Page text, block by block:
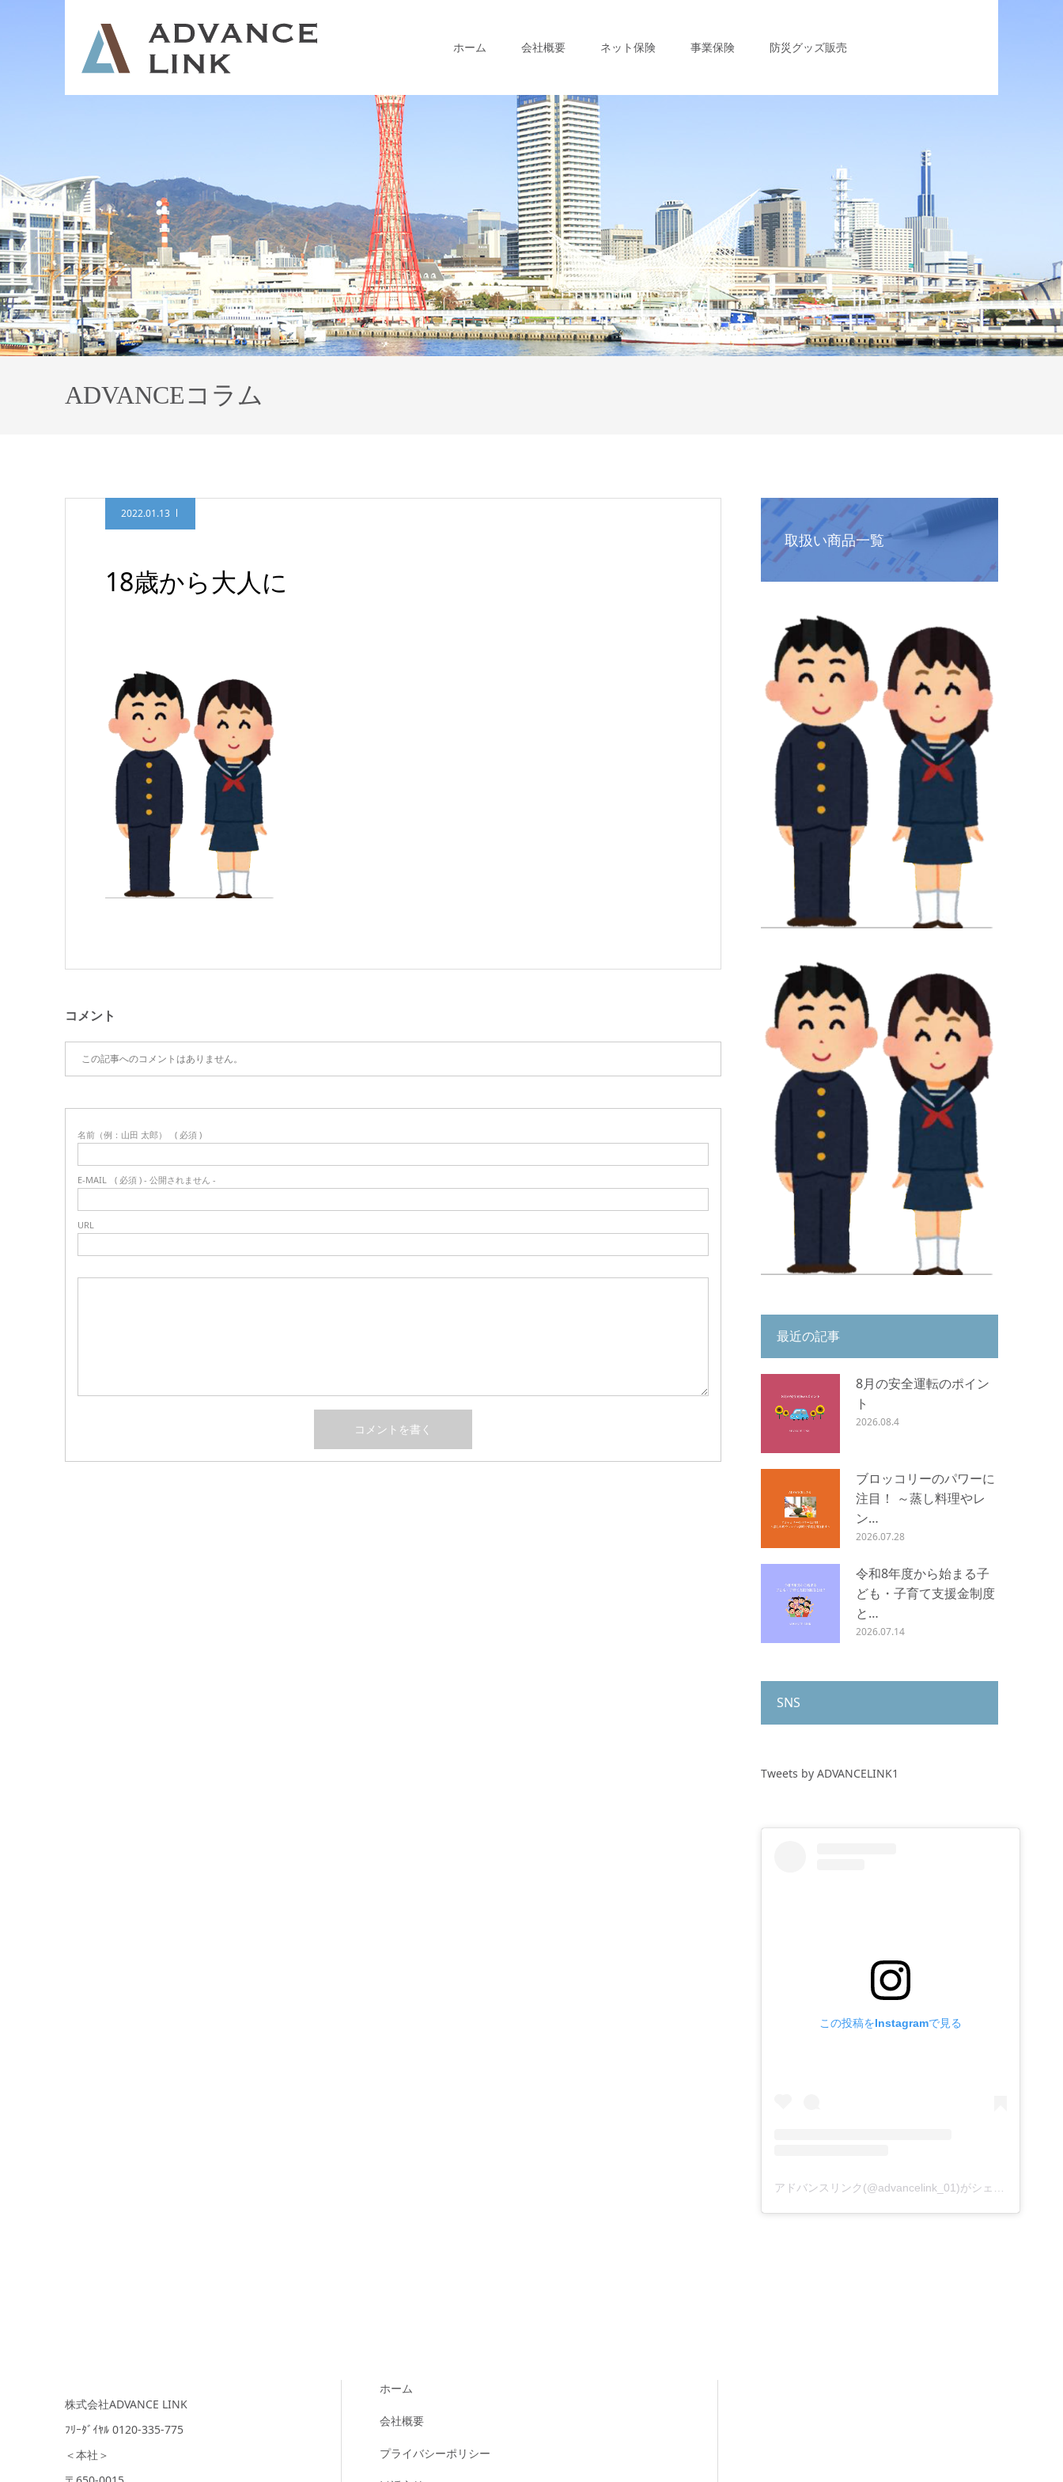
ホーム 会社概要 ネット保険 事業保険 防災グッズ販売
ADVANCEコラム
2022.01.13
18歳から大人に
コメント
この記事へのコメントはありません。
名前（例：山田 太郎） ( 必須 )
E-MAIL ( 必須 ) - 公開されません -
URL
取扱い商品一覧
最近の記事
8月の安全運転のポイン
ト
2026.08.4
ブロッコリーのパワーに
注目！ ～蒸し料理やレ
ン…
2026.07.28
令和8年度から始まる子
ども・子育て支援金制度
と…
2026.07.14
SNS
Tweets by ADVANCELINK1
この投稿をInstagramで見る
アドバンスリンク(@advancelink_01)がシェアした投稿
株式会社ADVANCE LINK
ﾌﾘｰﾀﾞｲﾔﾙ 0120-335-775
＜本社＞
ホーム
会社概要
プライバシーポリシー